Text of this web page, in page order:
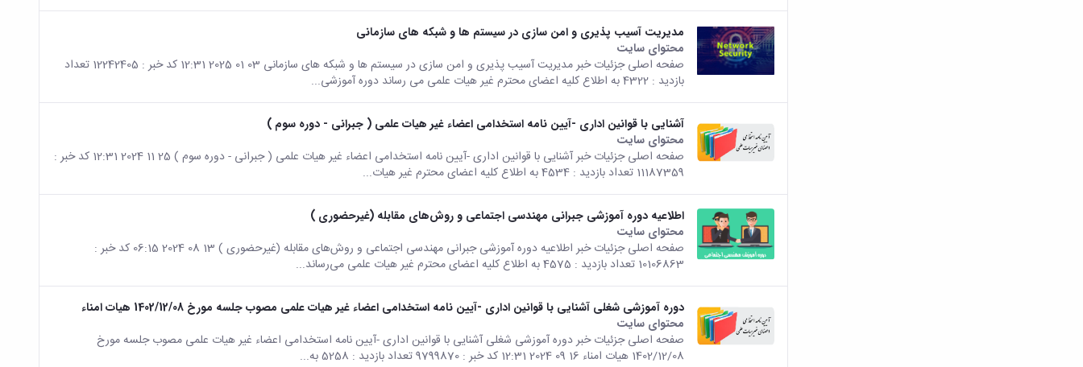
مدیریت آسیب پذیری و امن سازی در سیستم ها و شبکه های سازمانی
محتوای سایت
صفحه اصلی جزئیات خبر مدیریت آسیب پذیری و امن سازی در سیستم ها و شبکه های سازمانی 03 01 2025 12:31 کد خبر : 12242405 تعداد
بازدید : 4322 به اطلاع کلیه اعضای محترم غیر هیات علمی می رساند دوره آموزشی...
آشنایی با قوانین اداری -آیین نامه استخدامی اعضاء غیر هیات علمی ( جبرانی - دوره سوم )
محتوای سایت
صفحه اصلی جزئیات خبر آشنایی با قوانین اداری -آیین نامه استخدامی اعضاء غیر هیات علمی ( جبرانی - دوره سوم ) 25 11 2024 12:31 کد خبر :
11187359 تعداد بازدید : 4534 به اطلاع کلیه اعضای محترم غیر هیات...
اطلاعیه دوره آموزشی جبرانی مهندسی اجتماعی و روش‌های مقابله (غیرحضوری )
محتوای سایت
صفحه اصلی جزئیات خبر اطلاعیه دوره آموزشی جبرانی مهندسی اجتماعی و روش‌های مقابله (غیرحضوری ) 13 08 2024 06:15 کد خبر :
10106863 تعداد بازدید : 4575 به اطلاع کلیه اعضای محترم غیر هیات علمی می‌رساند...
دوره آموزشی شغلی آشنایی با قوانین اداری -آیین نامه استخدامی اعضاء غیر هیات علمی مصوب جلسه مورخ 1402/12/08 هیات امناء
محتوای سایت
صفحه اصلی جزئیات خبر دوره آموزشی شغلی آشنایی با قوانین اداری -آیین نامه استخدامی اعضاء غیر هیات علمی مصوب جلسه مورخ
1402/12/08 هیات امناء 16 09 2024 12:31 کد خبر : 9799870 تعداد بازدید : 5258 به...